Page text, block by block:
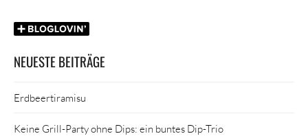
NEUESTE BEITRÄGE
Erdbeertiramisu
Keine Grill-Party ohne Dips: ein buntes Dip-Trio